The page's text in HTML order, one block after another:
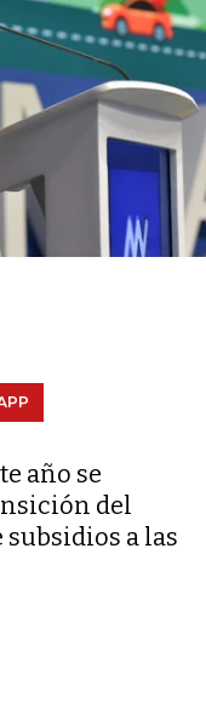
año se
del
a las